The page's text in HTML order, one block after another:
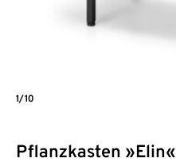
Pflanzkasten »Elin«
1/10